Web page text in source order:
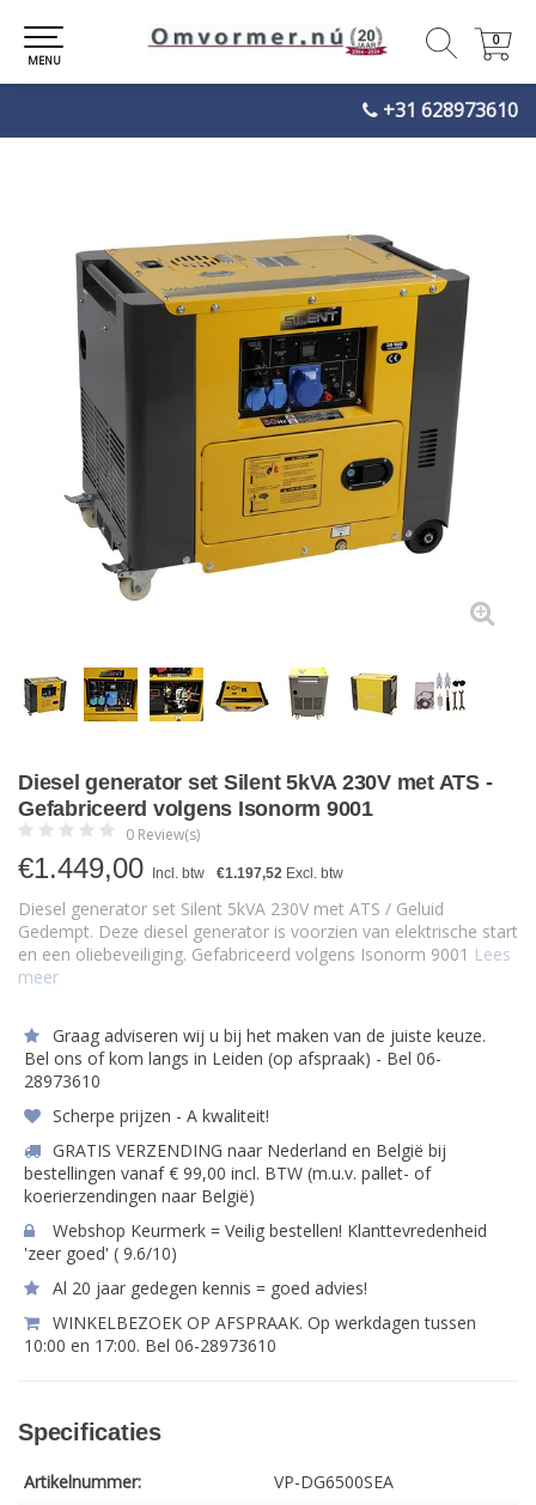
+31 628973610
0
0
MENU
Diesel generator set Silent 5kVA 230V met ATS -
Gefabriceerd volgens Isonorm 9001
0 Review(s)
€1.449,00 Incl. btw €1.197,52 Excl. btw
Diesel generator set Silent 5kVA 230V met ATS / Geluid
Gedempt. Deze diesel generator is voorzien van elektrische start
en een oliebeveiliging. Gefabriceerd volgens Isonorm 9001 Lees
meer
Graag adviseren wij u bij het maken van de juiste keuze.
Bel ons of kom langs in Leiden (op afspraak) - Bel 06-
28973610
Scherpe prijzen - A kwaliteit!
GRATIS VERZENDING naar Nederland en België bij
bestellingen vanaf € 99,00 incl. BTW (m.u.v. pallet- of
koerierzendingen naar België)
Webshop Keurmerk = Veilig bestellen! Klanttevredenheid
'zeer goed' ( 9.6/10)
Al 20 jaar gedegen kennis = goed advies!
WINKELBEZOEK OP AFSPRAAK. Op werkdagen tussen
10:00 en 17:00. Bel 06-28973610
Specificaties
Artikelnummer:
VP-DG6500SEA